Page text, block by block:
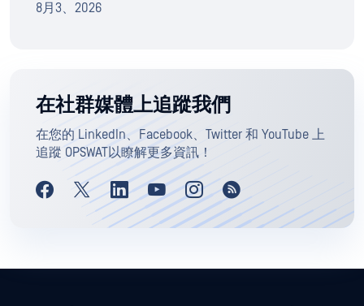
8月3、2026
在社群媒體上追蹤我們
在您的 LinkedIn、Facebook、Twitter 和 YouTube 上
追蹤 OPSWAT以瞭解更多資訊！